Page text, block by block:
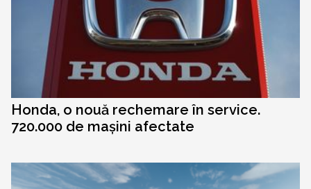
Honda, o nouă rechemare în service.
720.000 de mașini afectate